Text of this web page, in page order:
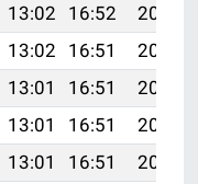
13:02 16:52
20:10
13:02 16:51
20:09
13:01 16:51
20:08
13:01 16:51
20:07
13:01 16:51
20:06